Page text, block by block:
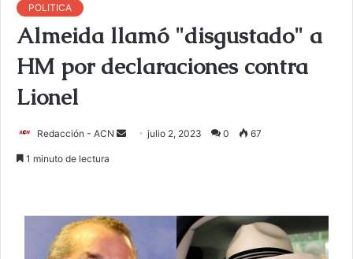
POLITICA
Almeida llamó "disgustado" a
HM por declaraciones contra
Lionel
Redacción - ACN
r
u
julio 2, 2023 0 67
1 minuto de lectura